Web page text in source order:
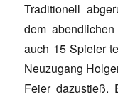
Traditionell
dem
auch 15 Spieler
Neuzugang
Feier dazustieß.